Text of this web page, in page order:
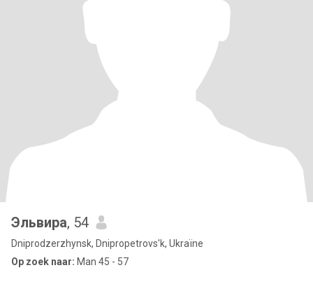
Эльвира, 54
Dniprodzerzhynsk, Dnipropetrovs'k, Ukraïne
Op zoek naar: Man 45 - 57